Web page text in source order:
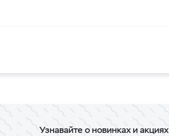
Узнавайте о новинках и акциях